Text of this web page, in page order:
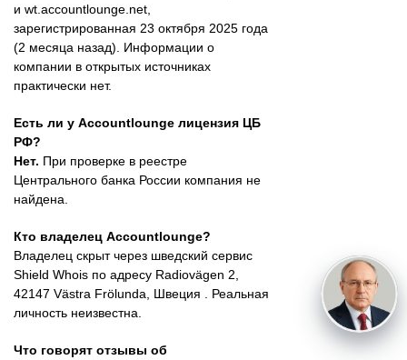
и wt.accountlounge.net,
зарегистрированная 23 октября 2025 года
(2 месяца назад). Информации о
компании в открытых источниках
практически нет.
Есть ли у Accountlounge лицензия ЦБ
РФ?
Нет. При проверке в реестре
Центрального банка России компания не
найдена.
Кто владелец Accountlounge?
Владелец скрыт через шведский сервис
Shield Whois по адресу Radiovägen 2,
42147 Västra Frölunda, Швеция . Реальная
личность неизвестна.
Что говорят отзывы об